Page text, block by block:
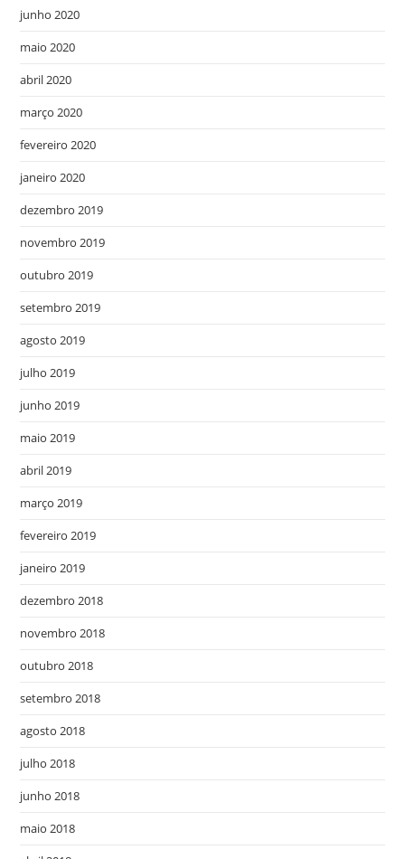
junho 2020
maio 2020
abril 2020
março 2020
fevereiro 2020
janeiro 2020
dezembro 2019
novembro 2019
outubro 2019
setembro 2019
agosto 2019
julho 2019
junho 2019
maio 2019
abril 2019
março 2019
fevereiro 2019
janeiro 2019
dezembro 2018
novembro 2018
outubro 2018
setembro 2018
agosto 2018
julho 2018
junho 2018
maio 2018